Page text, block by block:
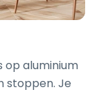
aluminium
stoppen. Je